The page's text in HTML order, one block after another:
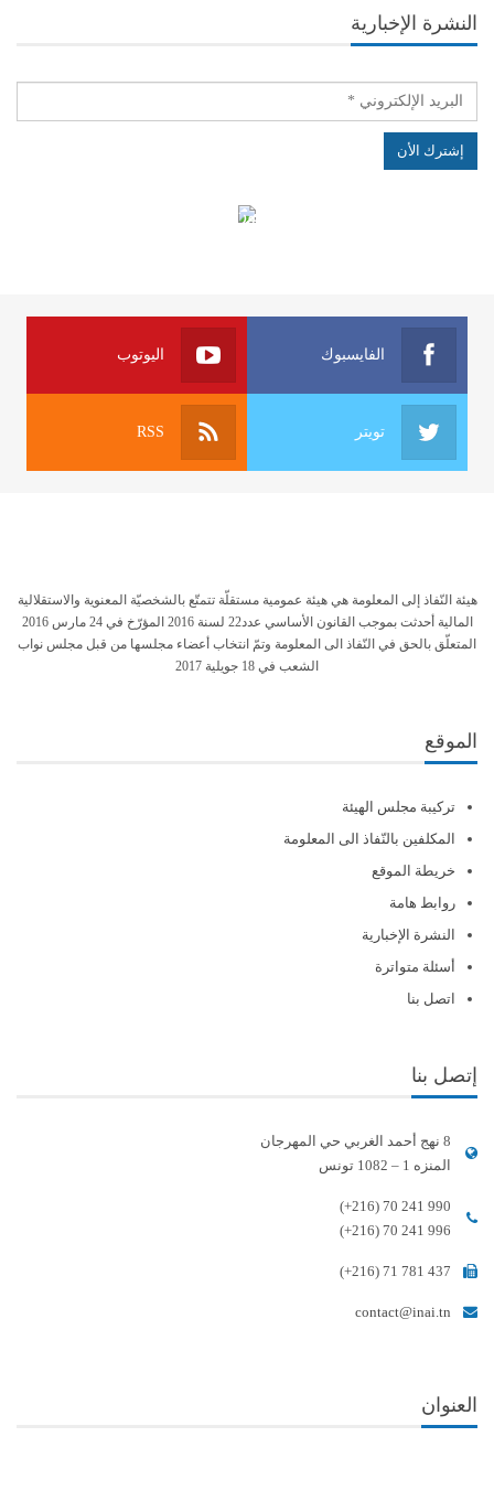
النشرة الإخبارية
الهياكل الخاضعة لقانون النفاذ إلى المعلومة
الفايسبوك اليوتوب
تويتر RSS
هيئة النّفاذ إلى المعلومة هي هيئة عمومية مستقلّة تتمتّع بالشخصيّة المعنوية والاستقلالية
المالية أحدثت بموجب القانون الأساسي عدد22 لسنة 2016 المؤرّخ في 24 مارس 2016
المتعلّق بالحق في النّفاذ الى المعلومة وتمّ انتخاب أعضاء مجلسها من قبل مجلس نواب
الشعب في 18 جويلية 2017
الموقع
تركيبة مجلس الهيئة
المكلفين بالنّفاذ الى المعلومة
خريطة الموقع
روابط هامة
النشرة الإخبارية
أسئلة متواترة
اتصل بنا
إتصل بنا
8 نهج أحمد الغربي حي المهرجان
المنزه 1 – 1082 تونس
(+216) 70 241 990
(+216) 70 241 996
(+216) 71 781 437
contact@inai.tn
العنوان